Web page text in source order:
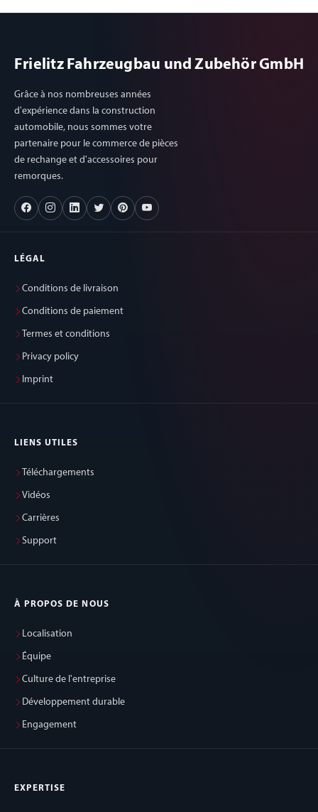
Frielitz Fahrzeugbau und Zubehör GmbH
Grâce à nos nombreuses années
d'expérience dans la construction
automobile, nous sommes votre
partenaire pour le commerce de pièces
de rechange et d'accessoires pour
remorques.
LÉGAL
Conditions de livraison
Conditions de paiement
Termes et conditions
Privacy policy
Imprint
LIENS UTILES
Téléchargements
Vidéos
Carrières
Support
À PROPOS DE NOUS
Localisation
Équipe
Culture de l'entreprise
Développement durable
Engagement
EXPERTISE